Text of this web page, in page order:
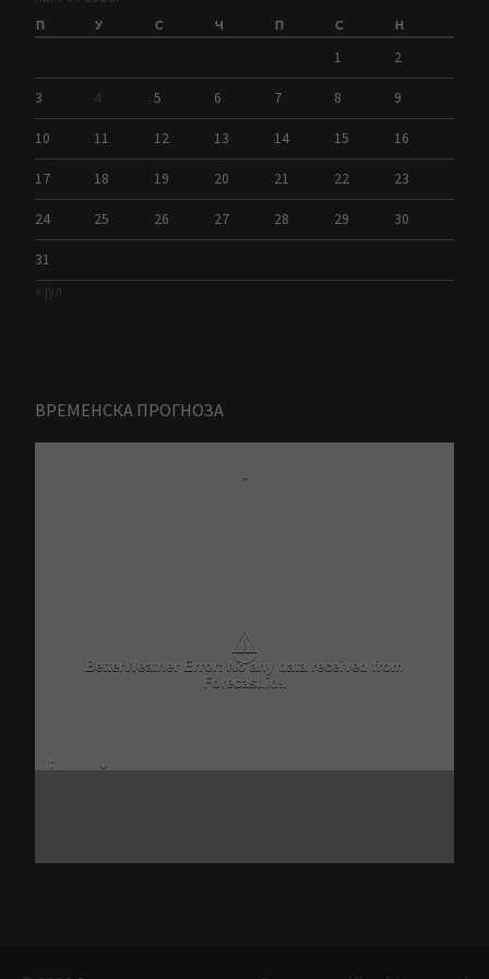
П У С Ч П С Н
1 2
3 4 5 6 7 8 9
10 11 12 13 14 15 16
17 18 19 20 21 22 23
24 25 26 27 28 29 30
31
« јул
ВРЕМЕНСКА ПРОГНОЗА
-
⚠
BetterWeather Error: No any data received from
Forecast.io!.